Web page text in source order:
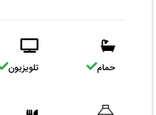
حمام تلویزیون